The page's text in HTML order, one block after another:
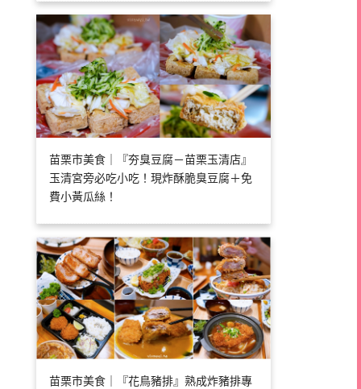
苗栗市美食｜『夯臭豆腐－苗栗玉清店』
玉清宮旁必吃小吃！現炸酥脆臭豆腐＋免
費小黃瓜絲！
苗栗市美食｜『花鳥豬排』熟成炸豬排專